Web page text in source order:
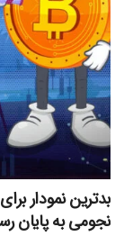
بدترین نمودار
نجومی به پایان